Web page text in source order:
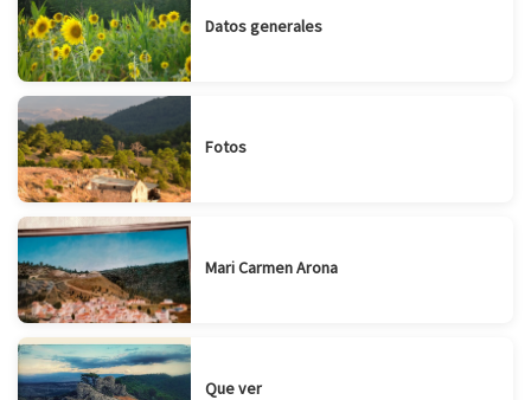
Datos generales
Fotos
Mari Carmen Arona
Que ver